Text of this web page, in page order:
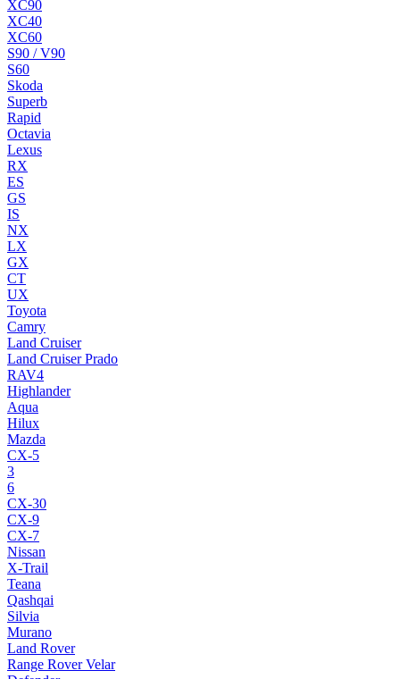
XC90
XC40
XC60
S90 / V90
S60
Skoda
Superb
Rapid
Octavia
Lexus
RX
ES
GS
IS
NX
LX
GX
CT
UX
Toyota
Camry
Land Cruiser
Land Cruiser Prado
RAV4
Highlander
Aqua
Hilux
Mazda
CX-5
3
6
CX-30
CX-9
CX-7
Nissan
X-Trail
Teana
Qashqai
Silvia
Murano
Land Rover
Range Rover Velar